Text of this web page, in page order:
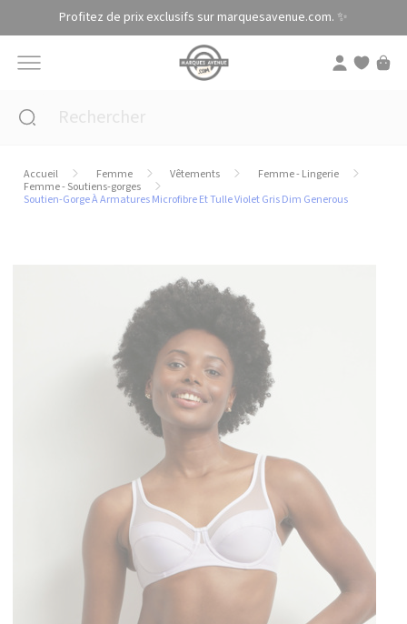
Profitez de prix exclusifs sur marquesavenue.com. ✨
Accueil Femme Vêtements
Femme - Lingerie
Femme - Soutiens-gorges
Soutien-Gorge À Armatures Microfibre Et Tulle Violet Gris Dim Generous
Panneau de gestion des cookies